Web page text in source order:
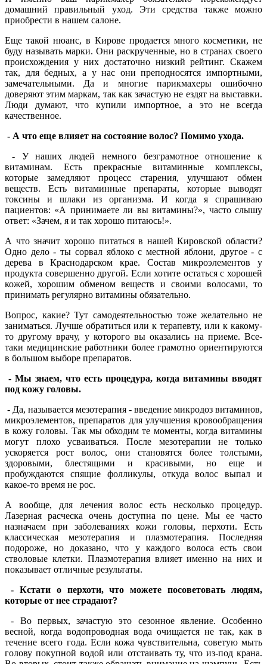
домашний правильный уход. Эти средства также можно
приобрести в нашем салоне.
Еще такой нюанс, в Кирове продается много косметики, не
буду называть марки. Они раскрученные, но в странах своего
происхождения у них достаточно низкий рейтинг. Скажем
так, для бедных, а у нас они преподносятся импортными,
замечательными. Да и многие парикмахеры ошибочно
доверяют этим маркам, так как зачастую не ездят на выставки.
Люди думают, что купили импортное, а это не всегда
качественное.
- А что еще влияет на состояние волос? Помимо ухода.
- У наших людей немного безграмотное отношение к
витаминам. Есть прекрасные витаминные комплексы,
которые замедляют процесс старения, улучшают обмен
веществ. Есть витаминные препараты, которые выводят
токсины и шлаки из организма. И когда я спрашиваю
пациентов: «А принимаете ли вы витамины?», часто слышу
ответ: «Зачем, я и так хорошо питаюсь!».
А что значит хорошо питаться в нашей Кировской области?
Одно дело - ты сорвал яблоко с местной яблони, другое - с
дерева в Краснодарском крае. Состав микроэлементов у
продукта совершенно другой. Если хотите остаться с хорошей
кожей, хорошим обменом веществ и своими волосами, то
принимать регулярно витамины обязательно.
Вопрос, какие? Тут самодеятельностью тоже желательно не
заниматься. Лучше обратиться или к терапевту, или к какому-
то другому врачу, у которого вы оказались на приеме. Все-
таки медицинские работники более грамотно ориентируются
в большом выборе препаратов.
- Мы знаем, что есть процедура, когда витамины вводят
под кожу головы.
- Да, называется мезотерапия - введение микродоз витаминов,
микроэлементов, препаратов для улучшения кровообращения
в кожу головы. Так мы обходим те моменты, когда витамины
могут плохо усваиваться. После мезотерапии не только
ускоряется рост волос, они становятся более толстыми,
здоровыми, блестящими и красивыми, но еще и
пробуждаются спящие фолликулы, откуда волос выпал и
какое-то время не рос.
А вообще, для лечения волос есть несколько процедур.
Лазерная расческа очень доступна по цене. Мы ее часто
назначаем при заболеваниях кожи головы, перхоти. Есть
классическая мезотерапия и плазмотерапия. Последняя
подороже, но доказано, что у каждого волоса есть свои
стволовые клетки. Плазмотерапия влияет именно на них и
показывает отличные результаты.
- Кстати о перхоти, что можете посоветовать людям,
которые от нее страдают?
- Во первых, зачастую это сезонное явление. Особенно
весной, когда водопроводная вода очищается не так, как в
течение всего года. Если кожа чувствительна, советую мыть
голову покупной водой или отстаивать ту, что из-под крана.